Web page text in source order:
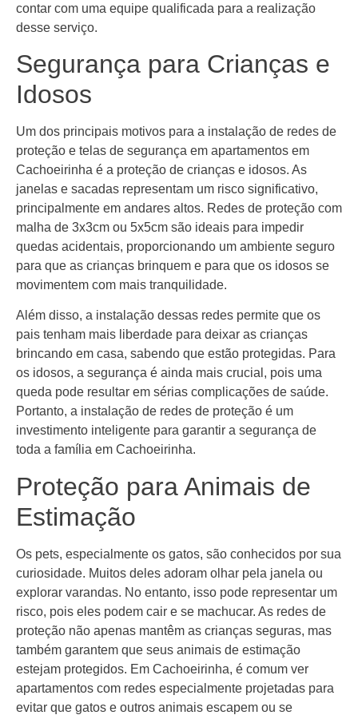
contar com uma equipe qualificada para a realização
desse serviço.
Segurança para Crianças e
Idosos
Um dos principais motivos para a instalação de redes de
proteção e telas de segurança em apartamentos em
Cachoeirinha é a proteção de crianças e idosos. As
janelas e sacadas representam um risco significativo,
principalmente em andares altos. Redes de proteção com
malha de 3x3cm ou 5x5cm são ideais para impedir
quedas acidentais, proporcionando um ambiente seguro
para que as crianças brinquem e para que os idosos se
movimentem com mais tranquilidade.
Além disso, a instalação dessas redes permite que os
pais tenham mais liberdade para deixar as crianças
brincando em casa, sabendo que estão protegidas. Para
os idosos, a segurança é ainda mais crucial, pois uma
queda pode resultar em sérias complicações de saúde.
Portanto, a instalação de redes de proteção é um
investimento inteligente para garantir a segurança de
toda a família em Cachoeirinha.
Proteção para Animais de
Estimação
Os pets, especialmente os gatos, são conhecidos por sua
curiosidade. Muitos deles adoram olhar pela janela ou
explorar varandas. No entanto, isso pode representar um
risco, pois eles podem cair e se machucar. As redes de
proteção não apenas mantêm as crianças seguras, mas
também garantem que seus animais de estimação
estejam protegidos. Em Cachoeirinha, é comum ver
apartamentos com redes especialmente projetadas para
evitar que gatos e outros animais escapem ou se